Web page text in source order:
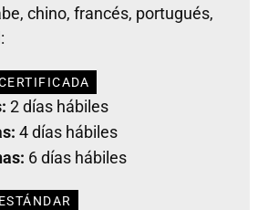
chino, francés, portugués,
2 días hábiles
4 días hábiles
6 días hábiles